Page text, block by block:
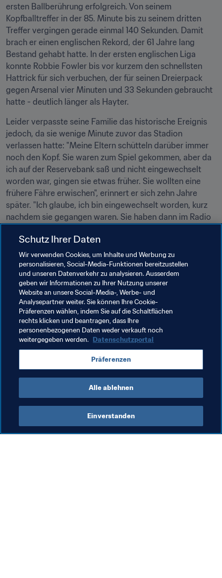
ersten Ballberührung erfolgreich. Von seinem
Kopfballtreffer in der 85. Minute bis zu seinem dritten
Treffer vergingen gerade einmal 140 Sekunden. Damit
brach er einen englischen Rekord, der 61 Jahre lang
Bestand gehabt hatte. In der ersten englischen Liga
konnte Robbie Fowler bis vor kurzem den schnellsten
Hattrick für sich verbuchen, der für seinen Dreierpack
gegen Arsenal vier Minuten und 33 Sekunden gebraucht
hatte - deutlich länger als Hayter.
Leider verpasste seine Familie das historische Ereignis
jedoch, da sie wenige Minute zuvor das Stadion
verlassen hatte: "Meine Eltern schütteln darüber immer
noch den Kopf. Sie waren zum Spiel gekommen, aber da
ich auf der Reservebank saß und nicht eingewechselt
worden war, gingen sie etwas früher. Sie wollten eine
frühere Fähre erwischen", erinnert er sich zehn Jahre
später. "Ich glaube, ich bin eingewechselt worden, kurz
nachdem sie gegangen waren. Sie haben dann im Radio
natürlich gefreut, waren gleichzeitig aber auch sehr
enttäuscht."
Verwandte Themen
Argentina Australia Egypt England
Finland Germany Hungary
Republic of Ireland Scotland Sweden CAF
AFC UEFA CONMEBOL
Schutz Ihrer Daten
Wir verwenden Cookies, um Inhalte und Werbung zu
personalisieren, Social-Media-Funktionen bereitzustellen
und unseren Datenverkehr zu analysieren. Ausserdem
geben wir Informationen zu Ihrer Nutzung unserer
Website an unsere Social-Media-, Werbe- und
Analysepartner weiter. Sie können Ihre Cookie-
Präferenzen wählen, indem Sie auf die Schaltflächen
rechts klicken und beantragen, dass Ihre
personenbezogenen Daten weder verkauft noch
weitergegeben werden. Datenschutzportal
Präferenzen
Alle ablehnen
Einverstanden